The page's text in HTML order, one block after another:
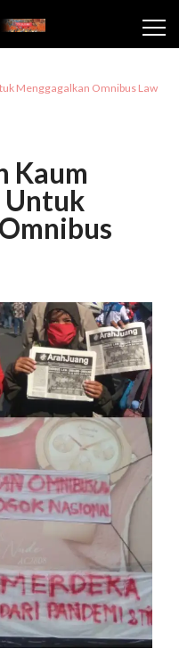
Menggagalkan Omnibus Law
Kaum
Untuk